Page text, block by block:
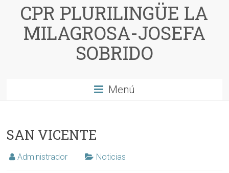
CPR PLURILINGÜE LA
MILAGROSA-JOSEFA
SOBRIDO
Menú
SAN VICENTE
Administrador Noticias